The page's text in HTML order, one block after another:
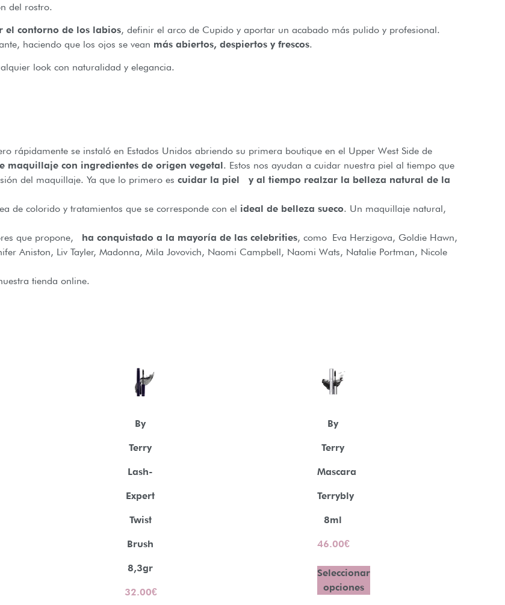
del rostro.
el contorno de los labios, definir el arco de Cupido y aportar un acabado más pulido y profesional.
haciendo que los ojos se vean más abiertos, despiertos y frescos.
look con naturalidad y elegancia.
rápidamente se instaló en Estados Unidos abriendo su primera boutique en el Upper West Side de
maquillaje con ingredientes de origen vegetal. Estos nos ayudan a cuidar nuestra piel al tiempo que
del maquillaje. Ya que lo primero es cuidar la piel y al tiempo realzar la belleza natural de la
de colorido y tratamientos que se corresponde con el ideal de belleza sueco. Un maquillaje natural,
que propone, ha conquistado a la mayoría de las celebrities, como Eva Herzigova, Goldie Hawn,
Aniston, Liv Tayler, Madonna, Mila Jovovich, Naomi Campbell, Naomi Wats, Natalie Portman, Nicole
tienda online.
By
Terry
Lash-
Expert
Twist
Brush
8,3gr
32.00€
By
Terry
Mascara
Terrybly
8ml
46.00€
Seleccionar
opciones